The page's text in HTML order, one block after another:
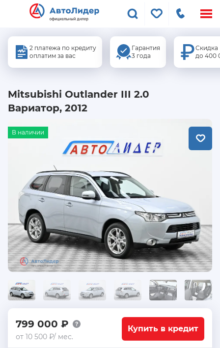
2 платежа по кредиту
оплатим за вас
Гарантия
3 года
Скидка
до 400
Mitsubishi Outlander III 2.0
Вариатор, 2012
В наличии
799 000 ₽
от 10 500 ₽/ мес.
Купить в кредит